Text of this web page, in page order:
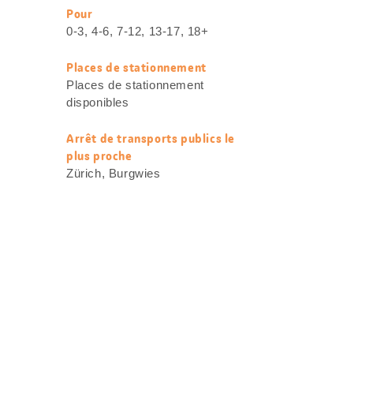
Informations
utiles
Pour
0-3, 4-6, 7-12, 13-17, 18+
Places de stationnement
Places de stationnement
disponibles
Arrêt de transports publics le
plus proche
Zürich, Burgwies